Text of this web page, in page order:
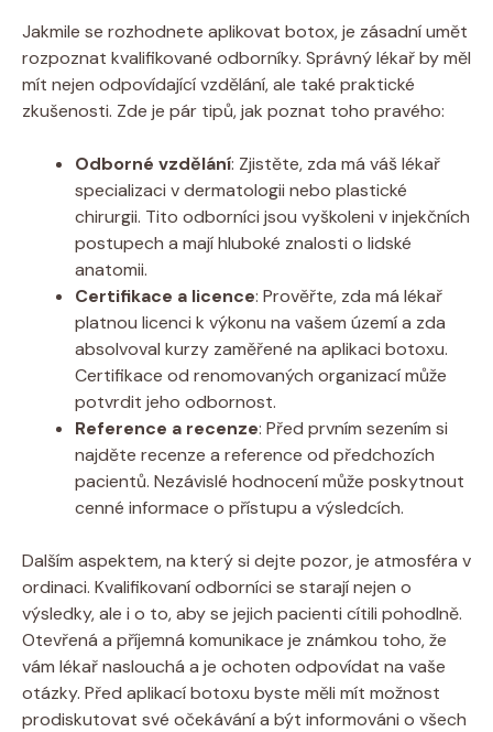
Jakmile se rozhodnete aplikovat botox, je zásadní umět
rozpoznat kvalifikované odborníky. Správný lékař by měl
mít nejen odpovídající vzdělání, ale také praktické
zkušenosti. Zde je pár tipů, jak poznat toho pravého:
Odborné vzdělání: Zjistěte, zda má váš lékař
specializaci v dermatologii nebo plastické
chirurgii. Tito odborníci jsou vyškoleni v injekčních
postupech a mají hluboké znalosti o lidské
anatomii.
Certifikace a licence: Prověřte, zda má lékař
platnou licenci k výkonu na vašem území a zda
absolvoval kurzy zaměřené na aplikaci botoxu.
Certifikace od renomovaných organizací může
potvrdit jeho odbornost.
Reference a recenze: Před prvním sezením si
najděte recenze a reference od předchozích
pacientů. Nezávislé hodnocení může poskytnout
cenné informace o přístupu a výsledcích.
Dalším aspektem, na který si dejte pozor, je atmosféra v
ordinaci. Kvalifikovaní odborníci se starají nejen o
výsledky, ale i o to, aby se jejich pacienti cítili pohodlně.
Otevřená a příjemná komunikace je známkou toho, že
vám lékař naslouchá a je ochoten odpovídat na vaše
otázky. Před aplikací botoxu byste měli mít možnost
prodiskutovat své očekávání a být informováni o všech